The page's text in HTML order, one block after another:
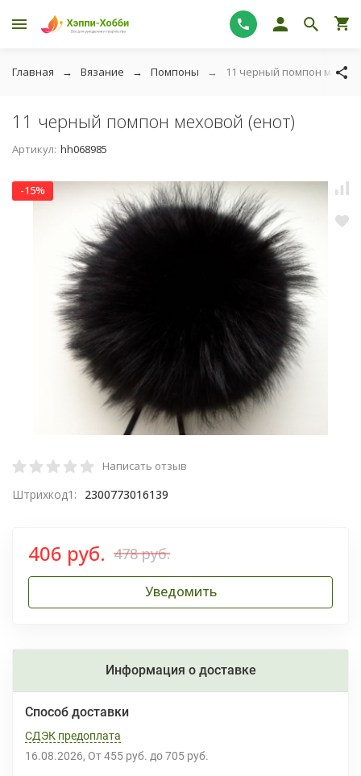
Главная Вязание Помпоны 11 черный помпон
11 черный помпон меховой (енот)
Артикул: hh068985
-15%
Написать отзыв
Штрихкод1: 2300773016139
406 руб. 478 руб.
Уведомить
Информация о доставке
Способ доставки
СДЭК предоплата
16.08.2026 От 455 руб. до 705 руб.